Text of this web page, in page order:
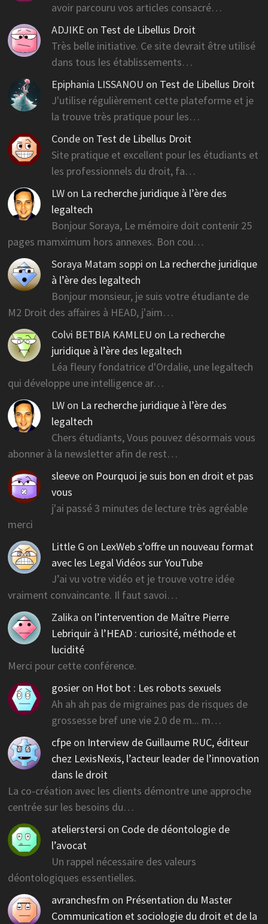
avoir parcouru vos articles consacré…
ADJIKE on Test de Libellus Droit
Très belle initiative. Ce site devrait être utilisé
dans tous les établissements…
Epiphania LISSANOU on Test de Libellus Droit
J'utilise régulièrement cette plateforme et je
la trouve très pratique pour les…
Conde on Test de Libellus Droit
Site pratique et excellent pour les étudiants et
les professionnels du droit, fa…
LW on La recherche juridique à l’ère des
legaltech
Bonjour Soraya, Le mémoire doit contenir 25
pages mamximum hors annexes. Bon cou…
Soraya Matam soppi on La recherche juridique
à l’ère des legaltech
Bonjour monsieur, je suis votre étudiante de
M2 Droit des affaires à HEAD, j'aim…
Colvi BETBIA KAMLEU on La recherche
juridique à l’ère des legaltech
Léa fleury fondatrice d'Ordalie, une legaltech
qui développe une intelligence ar…
LW on La recherche juridique à l’ère des
legaltech
Chers étudiants, Vous pouvez désormais vous
abonner à la newsletter afin de rest…
sleeve on Pourquoi je suis bon en droit et pas
vous
j'ai passé 3 minutes de lecture très agréable
merci
Little G on LexWeb s’offre un nouveau format
avec les Legal Vidéos sur YouTube
J’ai vu votre vidéo et je trouve votre idée
vraiment convaincante. Il faut savoi…
Zalika on l’intervention de Maître Pierre
Lebriquir à l’HEAD : curiosité, méthode et
lucidité
Merci pour cette conférence.
gosier on Hot bot : Les robots sexuels
Ah ah ah pas de migraines pas de risques de
grossesse bref une vie 2.0 de m... m…
cfpe on Interview de Guillaume RUC, éditeur
chez LexisNexis, l’acteur leader de l’innovation
dans le droit
La co-création avec les clients démontre une approche
centrée sur les besoins du…
atelierstersi on Code de déontologie de
l’avocat
Un rappel nécessaire des valeurs
déontologiques essentielles.
avranchesfm on Présentation du Master
Communication et sociologie du droit et de la